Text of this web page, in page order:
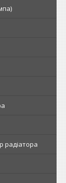
радіатора